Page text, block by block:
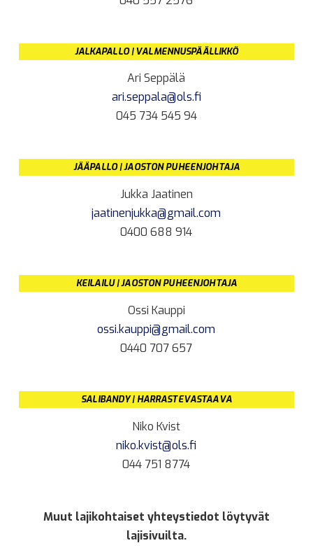
JALKAPALLO | VALMENNUSPÄÄLLIKKÖ
Ari Seppälä
ari.seppala@ols.fi
045 734 545 94
JÄÄPALLO | JAOSTON PUHEENJOHTAJA
Jukka Jaatinen
jaatinenjukka@gmail.com
0400 688 914
KEILAILU | JAOSTON PUHEENJOHTAJA
Ossi Kauppi
ossi.kauppi@gmail.com
0440 707 657
SALIBANDY | HARRASTEVASTAAVA
Niko Kvist
niko.kvist@ols.fi
044 751 8774
Muut lajikohtaiset yhteystiedot löytyvät
lajisivuilta.